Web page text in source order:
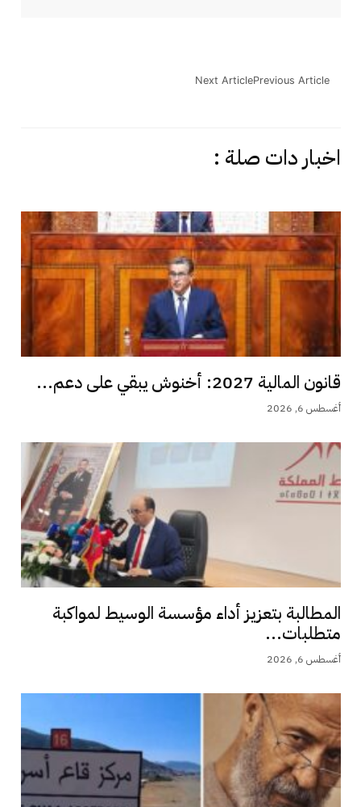
Previous Article
Next Article
اخبار دات صلة :
قانون المالية 2027: أخنوش يبقي على دعم...
أغسطس 6, 2026
المطالبة بتعزيز أداء مؤسسة الوسيط لمواكبة
متطلبات...
أغسطس 6, 2026